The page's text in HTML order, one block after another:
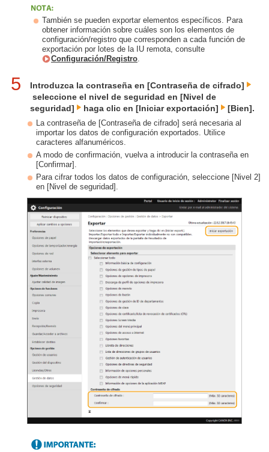
También se pueden exportar elementos específicos. Para
obtener información sobre cuáles son los elementos de
configuración/registro que corresponden a cada función de
exportación por lotes de la IU remota, consulte
Configuración/Registro.
5
Introduzca la contraseña en [Contraseña de cifrado]
seleccione el nivel de seguridad en [Nivel de
seguridad]
haga clic en [Iniciar exportación] [Bien].
La contraseña de [Contraseña de cifrado] será necesaria al
importar los datos de configuración exportados. Utilice
caracteres alfanuméricos.
A modo de confirmación, vuelva a introducir la contraseña en
[Confirmar].
Para cifrar todos los datos de configuración, seleccione [Nivel 2]
en [Nivel de seguridad].